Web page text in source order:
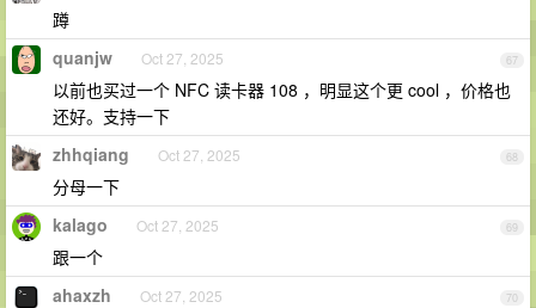
蹲
67
quanjw Oct 27, 2025
以前也买过一个 NFC 读卡器 108 ，明显这个更 cool ，价格也
还好。支持一下
68
zhhqiang Oct 27, 2025
分母一下
69
kalago Oct 27, 2025
跟一个
70
ahaxzh Oct 27, 2025